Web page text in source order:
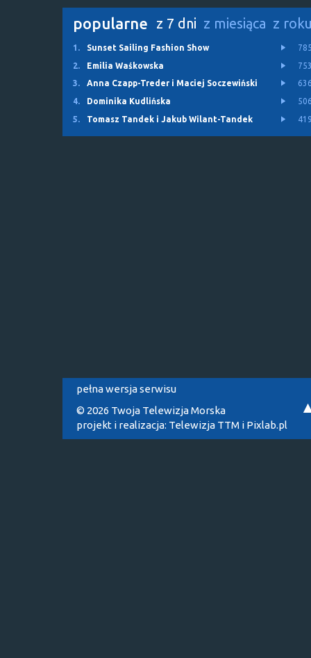
popularne z 7 dni z miesiąca z
1. Sunset Sailing Fashion Show
2.
Emilia Waśkowska
3.
Anna Czapp-Treder i Maciej Soczewiński
4.
Dominika Kudlińska
5.
Tomasz Tandek i Jakub Wilant-Tandek
pełna wersja serwisu
© 2026 Twoja Telewizja Morska
projekt i realizacja: Telewizja TTM i Pixlab.pl